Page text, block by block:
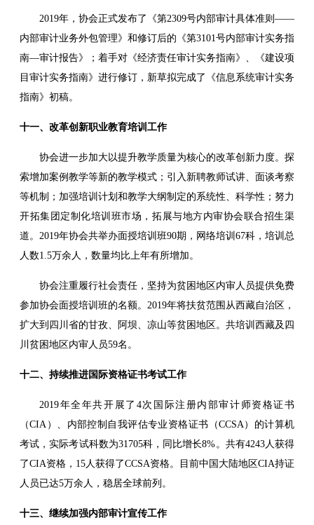
2019年，协会正式发布了《第2309号内部审计具体准则——
内部审计业务外包管理》和修订后的《第3101号内部审计实务指
南—审计报告》；着手对《经济责任审计实务指南》、《建设项
目审计实务指南》进行修订，新草拟完成了《信息系统审计实务
指南》初稿。
十一、改革创新职业教育培训工作
协会进一步加大以提升教学质量为核心的改革创新力度。探
索增加案例教学等新的教学模式；引入新聘教师试讲、面谈考察
等机制；加强培训计划和教学大纲制定的系统性、科学性；努力
开拓集团定制化培训班市场，拓展与地方内审协会联合招生渠
道。2019年协会共举办面授培训班90期，网络培训67科，培训总
人数1.5万余人，数量均比上年有所增加。
协会注重履行社会责任，坚持为贫困地区内审人员提供免费
参加协会面授培训班的名额。2019年将扶贫范围从西藏自治区，
扩大到四川省的甘孜、阿坝、凉山等贫困地区。共培训西藏及四
川贫困地区内审人员59名。
十二、持续推进国际资格证书考试工作
2019年全年共开展了4次国际注册内部审计师资格证书
（CIA）、内部控制自我评估专业资格证书（CCSA）的计算机
考试，实际考试科数为31705科，同比增长8%。共有4243人获得
了CIA资格，15人获得了CCSA资格。目前中国大陆地区CIA持证
人员已达5万余人，稳居全球前列。
十三、继续加强内部审计宣传工作